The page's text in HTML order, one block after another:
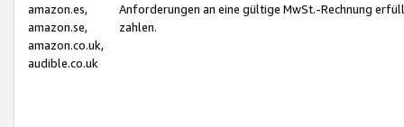
amazon.es,
amazon.se,
amazon.co.uk,
audible.co.uk
Anforderungen an eine gültige MwSt.-Rechnung
zahlen.